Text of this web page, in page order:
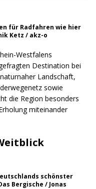
für Radfahren wie hier
Ketz / akz-o
Westfalens
Destination bei
Landschaft,
sowie
die Region besonders
miteinander
schönster
Bergische / Jonas